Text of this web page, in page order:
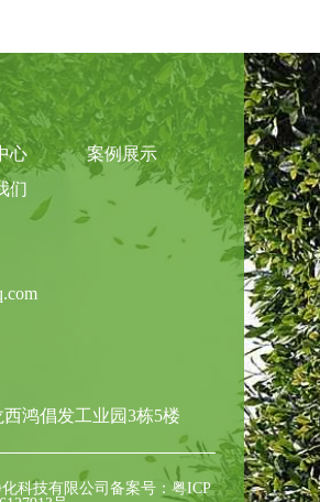
心
案例展示
们
鸿倡发工业园3栋5楼
科技有限公司 备案号：粤ICP